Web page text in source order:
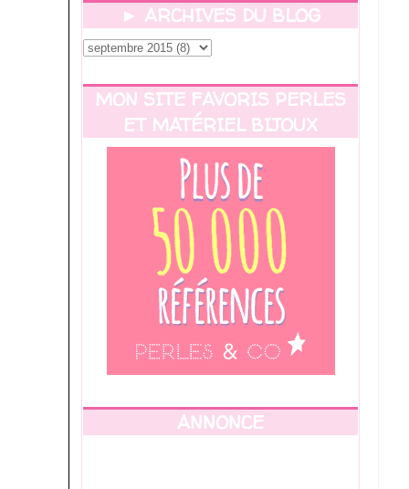
► ARCHIVES DU BLOG
MON SITE FAVORIS PERLES
ET MATÉRIEL BIJOUX
ANNONCE